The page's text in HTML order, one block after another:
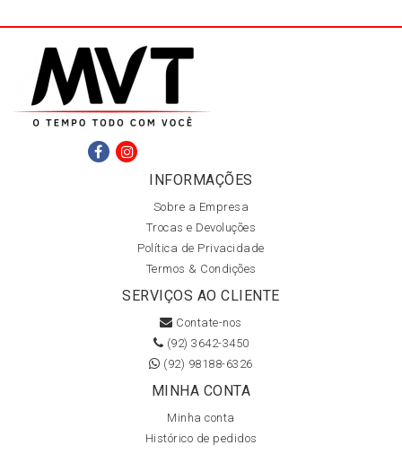
INFORMAÇÕES
Sobre a Empresa
Trocas e Devoluções
Política de Privacidade
Termos & Condições
SERVIÇOS AO CLIENTE
Contate-nos
(92) 3642-3450
(92) 98188-6326
MINHA CONTA
Minha conta
Histórico de pedidos